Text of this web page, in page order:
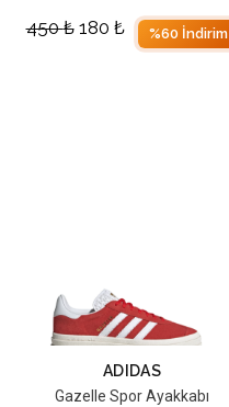
450₺ 180 ₺ %60 İndirim
ADIDAS
Gazelle Spor Ayakkabı